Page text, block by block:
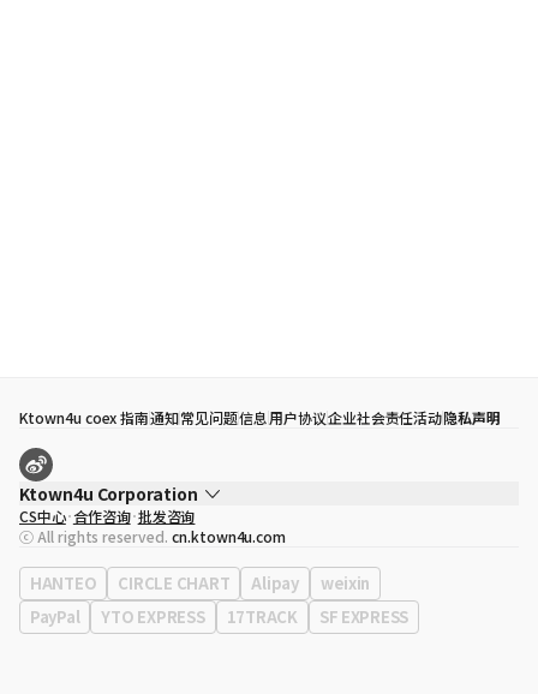
Ktown4u coex 指南通知常见问题信息用户协议企业社会责任活动隐私声明
Ktown4u Corporation
代表
宋効珉
营业执照 120-87-71116
公司地址 首尔特别市 江南区 岭东大路 513号 3楼 （三成洞， coex)
CS中心 合作咨询 批发咨询
ⓒ All rights reserved. cn.ktown4u.com
HANTEO CIRCLE CHART Alipay
weixin
PayPal
YTO EXPRESS 17TRACK SF EXPRESS